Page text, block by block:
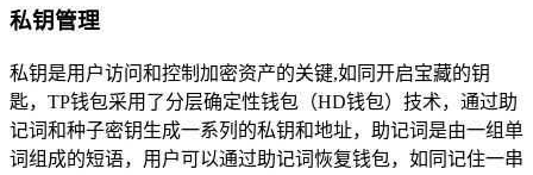
私钥管理
私钥是用户访问和控制加密资产的关键,如同开启宝藏的钥
匙，TP钱包采用了分层确定性钱包（HD钱包）技术，通过助
记词和种子密钥生成一系列的私钥和地址，助记词是由一组单
词组成的短语，用户可以通过助记词恢复钱包，如同记住一串